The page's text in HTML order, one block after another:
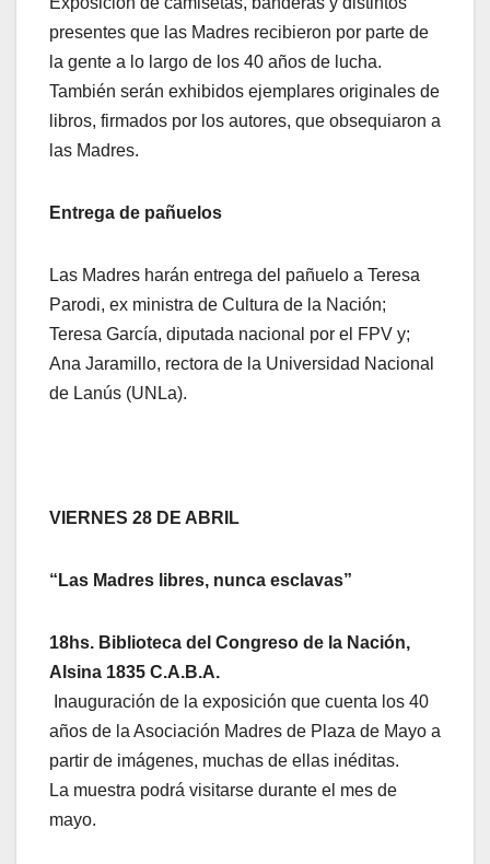
presentes que las Madres recibieron por parte de
la gente a lo largo de los 40 años de lucha.
También serán exhibidos ejemplares originales de
libros, firmados por los autores, que obsequiaron a
las Madres.
Entrega de pañuelos
Las Madres harán entrega del pañuelo a Teresa
Parodi, ex ministra de Cultura de la Nación;
Teresa García, diputada nacional por el FPV y;
Ana Jaramillo, rectora de la Universidad Nacional
de Lanús (UNLa).
VIERNES 28 DE ABRIL
“Las Madres libres, nunca esclavas”
18hs. Biblioteca del Congreso de la Nación,
Alsina 1835 C.A.B.A.
Inauguración de la exposición que cuenta los 40
años de la Asociación Madres de Plaza de Mayo a
partir de imágenes, muchas de ellas inéditas.
La muestra podrá visitarse durante el mes de
mayo.